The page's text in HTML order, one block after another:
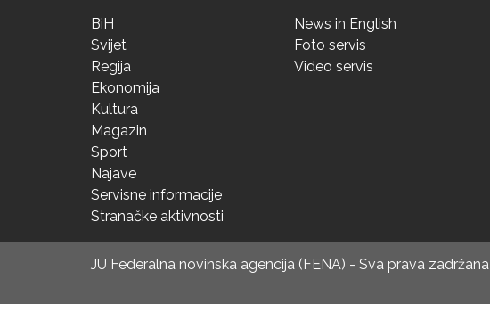
BiH
Svijet
Regija
Ekonomija
Kultura
Magazin
Sport
Najave
Servisne informacije
Stranačke aktivnosti
News in English
Foto servis
Video servis
JU Federalna novinska agencija (FENA) - Sva prava zadržana